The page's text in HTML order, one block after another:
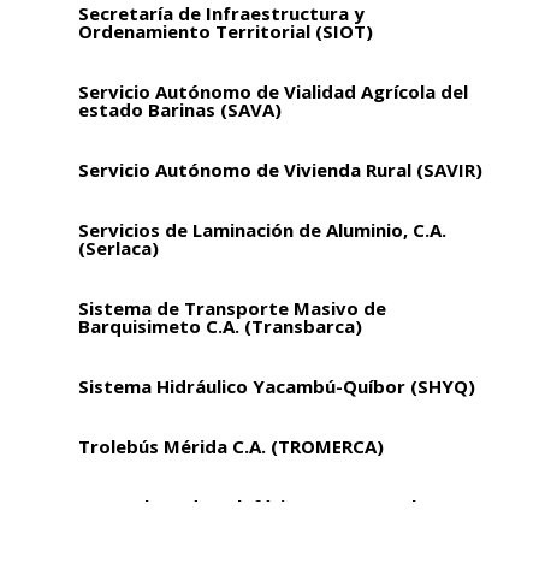
Secretaría de Infraestructura y
Ordenamiento Territorial (SIOT)
Servicio Autónomo de Vialidad Agrícola del
estado Barinas (SAVA)
Servicio Autónomo de Vivienda Rural (SAVIR)
Servicios de Laminación de Aluminio, C.A.
(Serlaca)
Sistema de Transporte Masivo de
Barquisimeto C.A. (Transbarca)
Sistema Hidráulico Yacambú-Quíbor (SHYQ)
Trolebús Mérida C.A. (TROMERCA)
Venezolana de Teleférico C.A. (Ventel)